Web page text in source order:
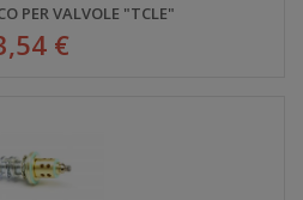
PER VALVOLE "TCLE"
€